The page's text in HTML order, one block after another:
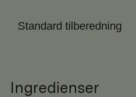
Standard tilberedning
Ingredienser